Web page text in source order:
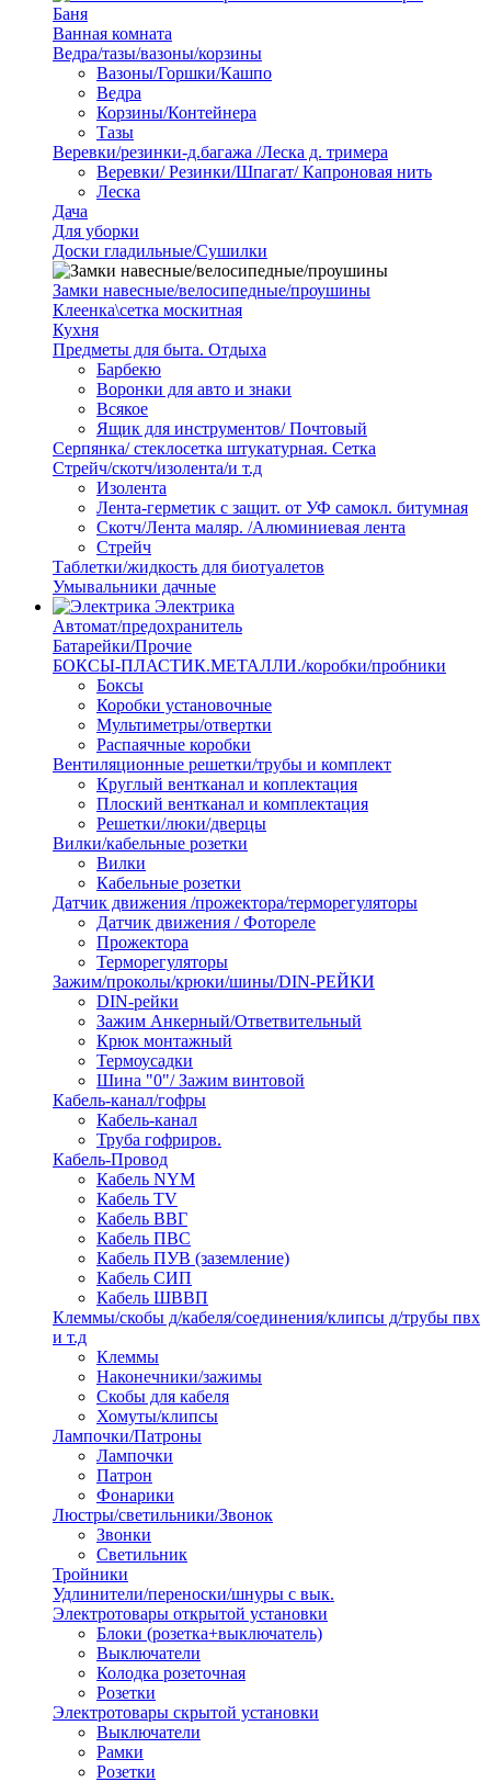
Баня
Ванная комната
Ведра/тазы/вазоны/корзины
Вазоны/Горшки/Кашпо
Ведра
Корзины/Контейнера
Тазы
Веревки/резинки-д.багажа /Леска д. тримера
Веревки/ Резинки/Шпагат/ Капроновая нить
Леска
Дача
Для уборки
Доски гладильные/Сушилки
Замки навесные/велосипедные/проушины
Клеенка\сетка москитная
Кухня
Предметы для быта. Отдыха
Барбекю
Воронки для авто и знаки
Всякое
Ящик для инструментов/ Почтовый
Серпянка/ стеклосетка штукатурная. Сетка
Стрейч/скотч/изолента/и т.д
Изолента
Лента-герметик с защит. от УФ самокл. битумная
Скотч/Лента маляр. /Алюминиевая лента
Стрейч
Таблетки/жидкость для биотуалетов
Умывальники дачные
Электрика
Автомат/предохранитель
Батарейки/Прочие
БОКСЫ-ПЛАСТИК.МЕТАЛЛИ./коробки/пробники
Боксы
Коробки установочные
Мультиметры/отвертки
Распаячные коробки
Вентиляционные решетки/трубы и комплект
Круглый вентканал и коплектация
Плоский вентканал и комплектация
Решетки/люки/дверцы
Вилки/кабельные розетки
Вилки
Кабельные розетки
Датчик движения /прожектора/терморегуляторы
Датчик движения / Фотореле
Прожектора
Терморегуляторы
Зажим/проколы/крюки/шины/DIN-РЕЙКИ
DIN-рейки
Зажим Анкерный/Ответвительный
Крюк монтажный
Термоусадки
Шина "0"/ Зажим винтовой
Кабель-канал/гофры
Кабель-канал
Труба гофриров.
Кабель-Провод
Кабель NYM
Кабель TV
Кабель ВВГ
Кабель ПВС
Кабель ПУВ (заземление)
Кабель СИП
Кабель ШВВП
Клеммы/скобы д/кабеля/соединения/клипсы д/трубы пвх
и т.д
Клеммы
Наконечники/зажимы
Скобы для кабеля
Хомуты/клипсы
Лампочки/Патроны
Лампочки
Патрон
Фонарики
Люстры/светильники/Звонок
Звонки
Светильник
Тройники
Удлинители/переноски/шнуры с вык.
Электротовары открытой установки
Блоки (розетка+выключатель)
Выключатели
Колодка розеточная
Розетки
Электротовары скрытой установки
Выключатели
Рамки
Розетки